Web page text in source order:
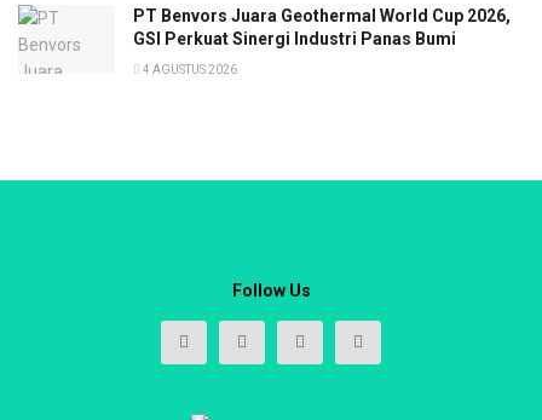
PT Benvors Juara Geothermal World Cup 2026,
GSI Perkuat Sinergi Industri Panas Bumi
4 AGUSTUS 2026
Follow Us